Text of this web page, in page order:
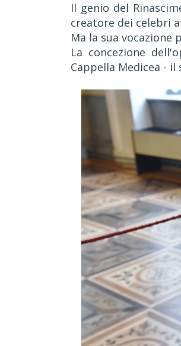
Il genio del
creatore dei celebri
Ma la sua vocazione
La concezione
Cappella Medicea -